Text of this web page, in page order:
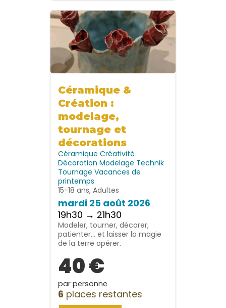
Céramique &
Création :
modelage,
tournage et
décorations
Céramique Créativité
Décoration Modelage Technik
Tournage Vacances de
printemps
15-18 ans, Adultes
mardi 25 août 2026
19h30 → 21h30
Modeler, tourner, décorer,
patienter… et laisser la magie
de la terre opérer.
40 €
par personne
6 places restantes